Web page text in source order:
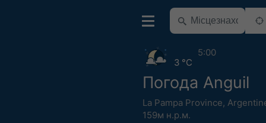
Погода Anguil
La Pampa Province,
159м н.р.м.
3 °C
5:00